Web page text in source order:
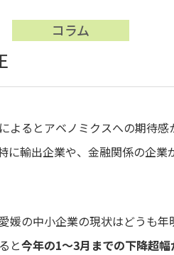
コラム
よるとアベノミクスへの期待
に輸出企業や、金融関係の企業
媛の中小企業の現状はどうも
と今年の1～3月までの下降超